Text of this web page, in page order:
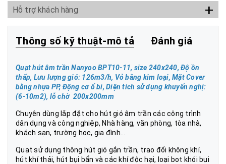
Hỗ trợ khách hàng +
Thông số kỹ thuật-mô tả Đánh giá
Quạt hút âm trần Nanyoo BPT10-11, size 240x240, Độ ồn
thấp, Lưu lượng gió: 126m3/h, Vỏ bằng kim loại, Mặt Cover
bằng nhựa PP, Động cơ ổ bi, Diện tích sử dụng khuyến nghị:
(6-10m2), lỗ chờ 200x200mm
Chuyên dùng lắp đặt cho hút gió âm trần các công trình
dân dụng và công nghiệp, Nhà hàng, văn phòng, tòa nhà,
khách sạn, trường học, gia đình...
Quạt sử dụng thông hút gió gắn trần, trao đổi không khí,
hút khí thải, hút bụi bẩn và các khí độc hại, loại bot khói bụi